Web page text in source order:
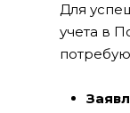
Для
учета в